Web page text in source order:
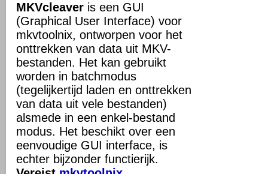
MKVcleaver is een GUI
(Graphical User Interface) voor
mkvtoolnix, ontworpen voor het
onttrekken van data uit MKV-
bestanden. Het kan gebruikt
worden in batchmodus
(tegelijkertijd laden en onttrekken
van data uit vele bestanden)
alsmede in een enkel-bestand
modus. Het beschikt over een
eenvoudige GUI interface, is
echter bijzonder functierijk.